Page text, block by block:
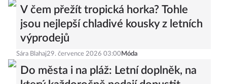
V čem přežít tropická horka? Tohle
jsou nejlepší chladivé kousky z letních
výprodejů
Sára Blahaj29. července 2026 03:00 Móda
Do města i na pláž: Letní doplněk, na